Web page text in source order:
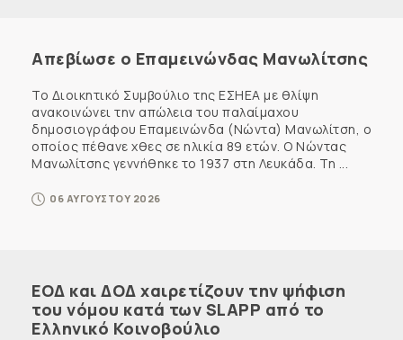
Απεβίωσε ο Επαμεινώνδας Μανωλίτσης
Το Διοικητικό Συμβούλιο της ΕΣΗΕΑ με θλίψη
ανακοινώνει την απώλεια του παλαίμαχου
δημοσιογράφου Επαμεινώνδα (Νώντα) Μανωλίτση, ο
οποίος πέθανε χθες σε ηλικία 89 ετών. Ο Νώντας
Μανωλίτσης γεννήθηκε το 1937 στη Λευκάδα. Τη ...
06 ΑΥΓΟΥΣΤΟΥ 2026
ΕΟΔ και ΔΟΔ χαιρετίζουν την ψήφιση
του νόμου κατά των SLAPP από το
Ελληνικό Κοινοβούλιο